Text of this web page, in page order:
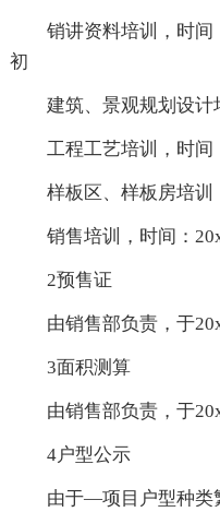
销讲资料培训，时
初
建筑、景观规划设计
工程工艺培训，时间
样板区、样板房培训
销售培训，时间：
2预售证
由销售部负责，于
3面积测算
由销售部负责，于
4户型公示
由于—项目户型种类